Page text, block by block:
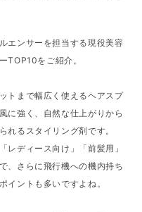
エンサーを担当する現役美容
TOP10をご紹介。
トまで幅広く使えるヘアスプ
に強く、自然な仕上がりから
れるスタイリング剤です。
レディース向け」「前髪用」
、さらに飛行機への機内持ち
イントも多いですよね。